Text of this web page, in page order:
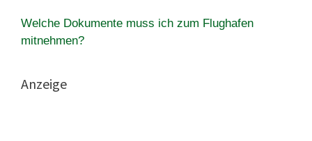
Welche Dokumente muss ich zum Flughafen
mitnehmen?
Anzeige